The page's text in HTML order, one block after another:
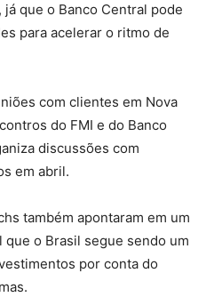
que o Banco Central pode
para acelerar o ritmo de
com clientes em Nova
do FMI e do Banco
discussões com
em abril.
também apontaram em um
o Brasil segue sendo um
por conta do